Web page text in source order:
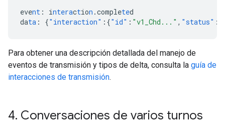
event : interaction .completed
data : {"interaction" :{"id" : "v1_Chd..." , "status" :
Para obtener una descripción detallada del manejo de
eventos de transmisión y tipos de delta, consulta la guía de
interacciones de transmisión.
4. Conversaciones de varios turnos